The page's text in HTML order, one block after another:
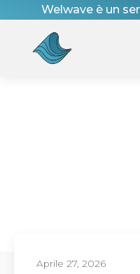
Welwave è un
Aprile 27, 2026